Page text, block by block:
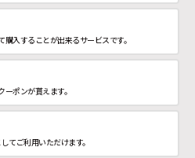
入することが出来るサービスです。
ポンが貰えます。
てご利用いただけます。